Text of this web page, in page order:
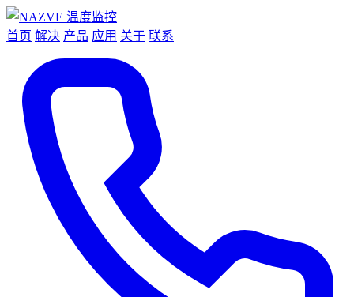
首页 解决 产品 应用 关于 联系